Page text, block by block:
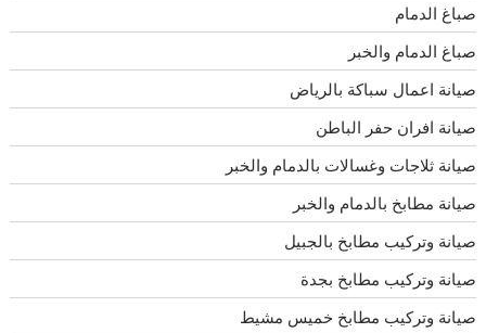
صباغ الدمام
صباغ الدمام والخبر
صيانة اعمال سباكة بالرياض
صيانة افران حفر الباطن
صيانة ثلاجات وغسالات بالدمام والخبر
صيانة مطابخ بالدمام والخبر
صيانة وتركيب مطابخ بالجبيل
صيانة وتركيب مطابخ بجدة
صيانة وتركيب مطابخ خميس مشيط